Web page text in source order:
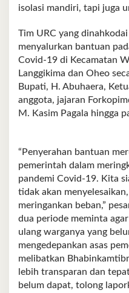
isolasi mandiri, tapi juga
Tim URC yang
menyalurkan bantuan
Covid-19 di Kecamatan
Langgikima dan Oheo
Bupati, H. Abuhaera,
anggota, jajaran
M. Kasim Pagala hingga
“Penyerahan bantuan
pemerintah dalam
pandemi Covid-19. Kita
tidak akan
meringankan beban,”
dua periode meminta
ulang warganya yang
mengedepankan asas
melibatkan
lebih transparan dan
belum dapat, tolong